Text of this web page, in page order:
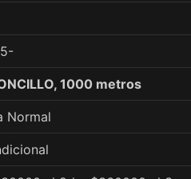
1000 metros
Normal